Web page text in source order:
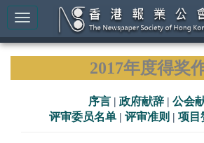
2017年度得奖
序言 | 政府献辞 | 公会
评审委员名单 | 评审准则 | 项目